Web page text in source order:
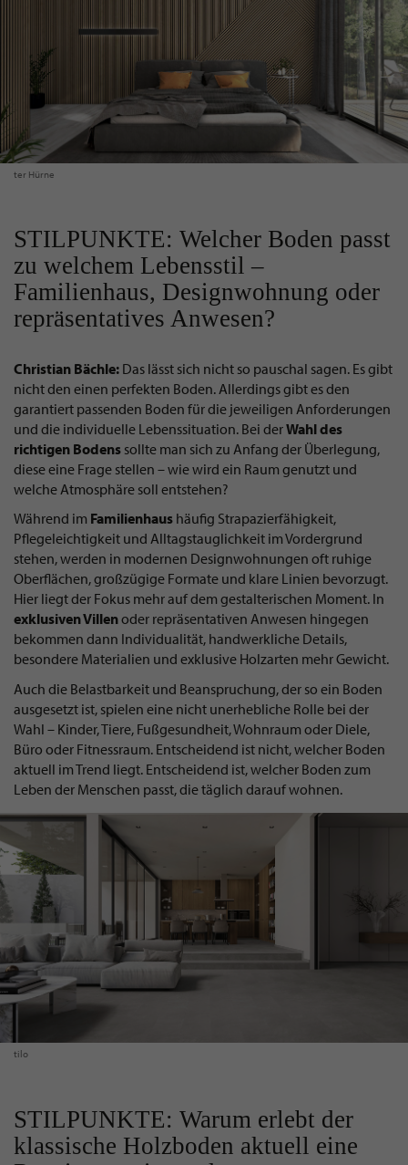
ter Hürne
STILPUNKTE: Welcher Boden passt
zu welchem Lebensstil –
Familienhaus, Designwohnung oder
repräsentatives Anwesen?
Christian Bächle: Das lässt sich nicht so pauschal sagen. Es gibt
nicht den einen perfekten Boden. Allerdings gibt es den
garantiert passenden Boden für die jeweiligen Anforderungen
und die individuelle Lebenssituation. Bei derWahl des
richtigen Bodens sollte man sich zu Anfang der Überlegung,
diese eine Frage stellen – wie wird ein Raum genutzt und
welche Atmosphäre soll entstehen?
Während im Familienhaus häufig Strapazierfähigkeit,
Pflegeleichtigkeit und Alltagstauglichkeit im Vordergrund
stehen, werden in modernen Designwohnungen oft ruhige
Oberflächen, großzügige Formate und klare Linien bevorzugt.
Hier liegt der Fokus mehr auf dem gestalterischen Moment. In
exklusiven Villenoder repräsentativen Anwesen hingegen
bekommen dann Individualität, handwerkliche Details,
besondere Materialien und exklusive Holzarten mehr Gewicht.
Auch die Belastbarkeit und Beanspruchung, der so ein Boden
ausgesetzt ist, spielen eine nicht unerhebliche Rolle bei der
Wahl – Kinder, Tiere, Fußgesundheit, Wohnraum oder Diele,
Büro oder Fitnessraum. Entscheidend ist nicht, welcher Boden
aktuell im Trend liegt. Entscheidend ist, welcher Boden zum
Leben der Menschen passt, die täglich darauf wohnen.
tilo
STILPUNKTE: Warum erlebt der
klassische Holzboden aktuell eine